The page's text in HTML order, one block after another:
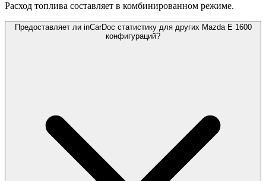
Расход топлива составляет в комбинированном режиме.
Предоставляет ли inCarDoc статистику для других Mazda E 1600
конфигураций?